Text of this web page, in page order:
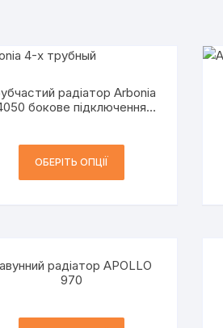
радіатор Arbonia
бокове підключення
ОБЕРІТЬ ОПЦІЇ
радіатор APOLLO
970